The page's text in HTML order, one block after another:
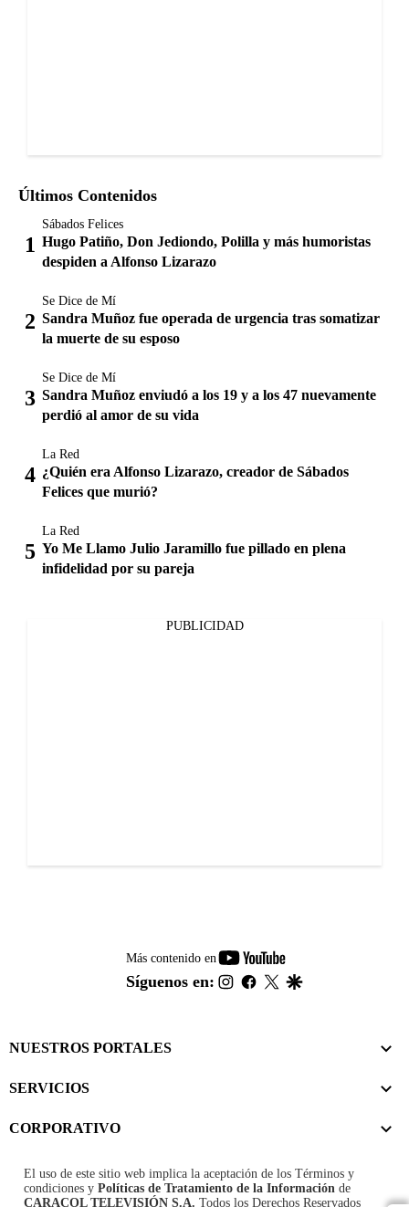
Últimos Contenidos
Sábados Felices
Hugo Patiño, Don Jediondo, Polilla y más humoristas
despiden a Alfonso Lizarazo
Se Dice de Mí
Sandra Muñoz fue operada de urgencia tras somatizar
la muerte de su esposo
Se Dice de Mí
Sandra Muñoz enviudó a los 19 y a los 47 nuevamente
perdió al amor de su vida
La Red
¿Quién era Alfonso Lizarazo, creador de Sábados
Felices que murió?
La Red
Yo Me Llamo Julio Jaramillo fue pillado en plena
infidelidad por su pareja
PUBLICIDAD
Más contenido en
youtube-
footer
Síguenos en: instagram
facebook
twitter
NUESTROS PORTALES
SERVICIOS
CORPORATIVO
El uso de este sitio web implica la aceptación de los Términos y
condiciones y Políticas de Tratamiento de la Información de
CARACOL TELEVISIÓN S.A. Todos los Derechos Reservados